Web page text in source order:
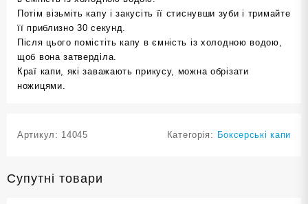
Потім візьміть капу і закусіть її стиснувши зуби і тримайте
її приблизно 30 секунд.
Після цього помістіть капу в ємність із холодною водою,
щоб вона затверділа.
Краї капи, які заважають прикусу, можна обрізати
ножицями.
Артикул: 14045 Категорія: Боксерські капи
Супутні товари